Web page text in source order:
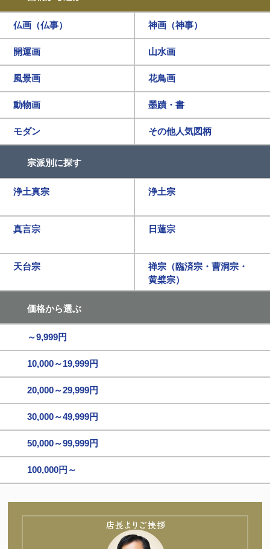
仏画（仏事） 神画（神事）
開運画 山水画
風景画 花鳥画
動物画 墨蹟・書
モダン その他人気図柄
宗派別に探す
浄土真宗 浄土宗
真言宗 日蓮宗
天台宗
禅宗（臨済宗・曹洞宗・
黄檗宗）
価格から選ぶ
～9,999円
10,000～19,999円
20,000～29,999円
30,000～49,999円
50,000～99,999円
100,000円～